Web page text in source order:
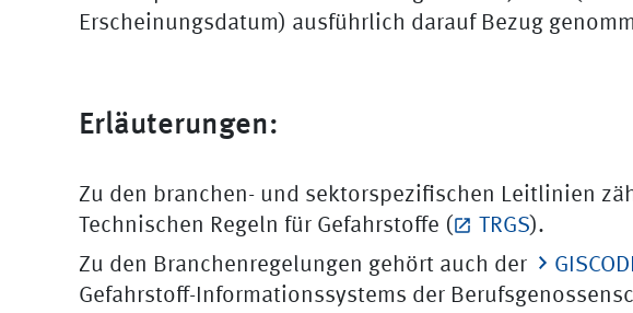
Erscheinungsdatum) ausführlich darauf Bezug
Erläuterungen:
Zu den branchen- und sektorspezifischen Leitlinien
Technischen Regeln für Gefahrstoffe (
TRGS).
Zu den Branchenregelungen gehört auch der
Gefahrstoff-Informationssystems der